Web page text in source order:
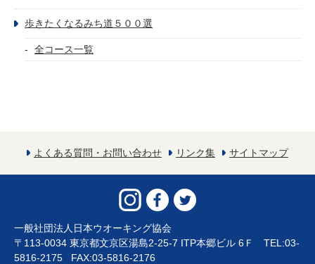
歩きたくなるみち道５００選
全コース一覧
よくある質問・お問い合わせ リンク集 サイトマップ
一般社団法人日本ウオーキング協会
〒113-0034 東京都文京区湯島2-25-7 ITP本郷ビル 6Ｆ TEL:03-
5816-2175 FAX:03-5816-2176